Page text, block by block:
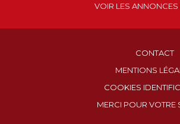
VOIR LES ANNONCES
CONTACT
MENTIONS
COOKIES
MERCI POUR VOTRE